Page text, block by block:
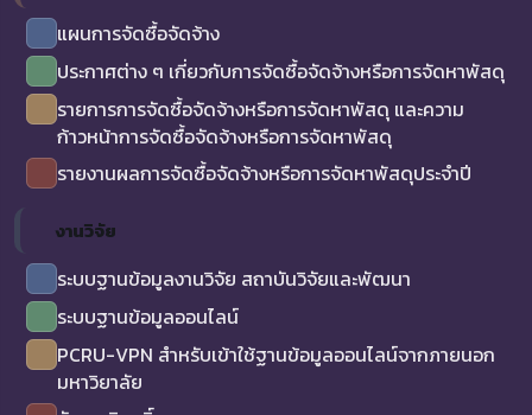
แผนการจัดซื้อจัดจ้าง
ประกาศต่าง ๆ เกี่ยวกับการจัดซื้อจัดจ้างหรือการจัดหาพัสดุ
รายการการจัดซื้อจัดจ้างหรือการจัดหาพัสดุ และความ
ก้าวหน้าการจัดซื้อจัดจ้างหรือการจัดหาพัสดุ
รายงานผลการจัดซื้อจัดจ้างหรือการจัดหาพัสดุประจำปี
งานวิจัย
ระบบฐานข้อมูลงานวิจัย สถาบันวิจัยและพัฒนา
ระบบฐานข้อมูลออนไลน์
PCRU-VPN สำหรับเข้าใช้ฐานข้อมูลออนไลน์จากภายนอก
มหาวิยาลัย